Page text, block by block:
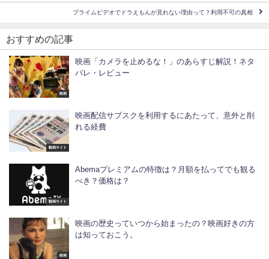
プライムビデオでドラえもんが見れない理由って？利用不可の真相
おすすめの記事
映画
映画「カメラを止めるな！」のあらすじ解説！ネタ
バレ・レビュー
動画サイト
映画配信サブスクを利用するにあたって、意外と削
れる経費
動画サイト
Abemaプレミアムの特徴は？月額を払ってでも観る
べき？価格は？
映画
映画の歴史っていつから始まったの？映画好きの方
は知っておこう。